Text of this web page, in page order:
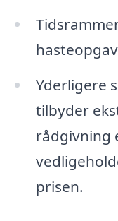
Yderligere
tilbyder
rådgivning
prisen.